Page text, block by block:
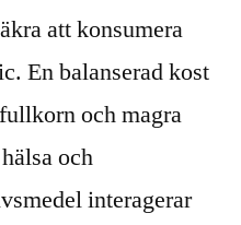
att konsumera
En balanserad kost
och magra
och
interagerar